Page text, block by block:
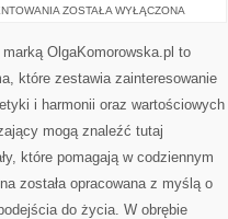
SPORT
ZOSTAŁA WYŁĄCZONA
OlgaKomorowska.pl to
które zestawia zainteresowanie
i harmonii oraz wartościowych
mogą znaleźć tutaj
które pomagają w codziennym
została opracowana z myślą o
do życia. W obrębie